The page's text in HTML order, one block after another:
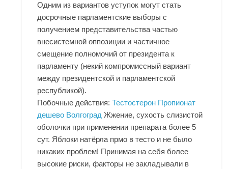
Одним из вариантов уступок могут стать
досрочные парламентские выборы с
получением представительства частью
внесистемной оппозиции и частичное
смещение полномочий от президента к
парламенту (некий компромиссный вариант
между президентской и парламентской
республикой).
Побочные действия:Тестостерон Пропионат
дешево Волгоград Жжение, сухость слизистой
оболочки при применении препарата более 5
сут. Яблоки натёрла прмо в тесто и не было
никаких проблем! Принимая на себя более
высокие риски, факторы не закладывали в